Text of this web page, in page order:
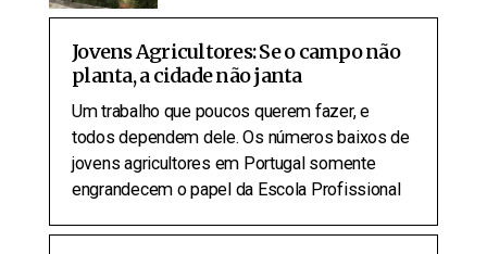
Jovens Agricultores: Se o campo não
planta, a cidade não janta
Um trabalho que poucos querem fazer, e
todos dependem dele. Os números baixos de
jovens agricultores em Portugal somente
engrandecem o papel da Escola Profissional